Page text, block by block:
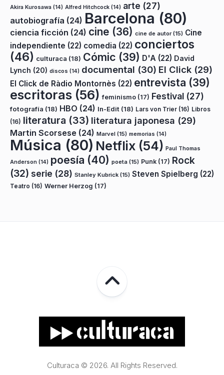
Akira Kurosawa (14) Alfred Hitchcock (14) arte (27)
autobiografía (24) Barcelona (80)
ciencia ficción (24) cine (36) cine de autor(15) Cine
independiente (22) comedia (22) conciertos
(46) culturaca (18) Cómic (39) D'A (22) David
Lynch (20) discos (14) documental (30) El Click (29)
El Click de Ràdio Montornès (22) entrevista (39)
escritoras (56) feminismo (17) Festival (27)
fotografía (18) HBO (24) In-Edit (18) Lars von Trier (16) Libros
(16) literatura (33) literatura japonesa (29)
Martin Scorsese (24) Marvel (15) memorias (14)
Música (80) Netflix (54) Paul Thomas
Anderson (14) poesía (40) poeta (15) Punk (17) Rock
(32) serie (28) Stanley Kubrick (15) Steven Spielberg (22)
Teatro (16) Werner Herzog (17)
Culturaca © 2026. All Rights Reserved.